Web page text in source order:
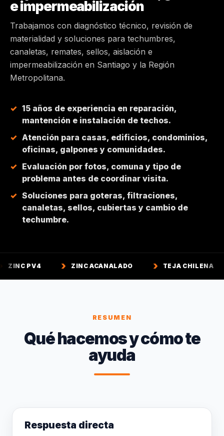
MAIPÚ
PEÑALOLÉN
HUECHURABA
e impermeabilización
Trabajamos con diagnóstico técnico, revisión de
materialidad y soluciones para techumbres,
canaletas, remates, sellos, aislación e
impermeabilización en Santiago y la Región
Metropolitana.
15 años de experiencia en reparación,
mantención e instalación de techos.
Atención para casas, edificios, condominios,
oficinas, galpones y comunidades.
Evaluación por fotos, comuna y tipo de
problema antes de coordinar visita.
Soluciones para goteras, filtraciones,
canaletas, sellos, cubiertas y cambio de
techumbre.
ZINC ACANALADO TEJA CHILENA TEJA
RESUMEN
Qué hacemos y cómo te
ayuda
Respuesta directa